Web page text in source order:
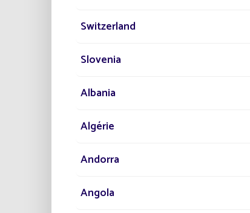
Switzerland
Slovenia
Albania
Algérie
Andorra
Angola